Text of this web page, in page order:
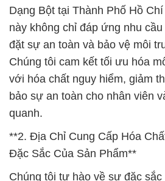
Dạng Bột tại Thành Phố Hồ
này không chỉ đáp ứng nhu
đặt sự an toàn và bảo vệ môi
Chúng tôi cam kết tối ưu hóa
với hóa chất nguy hiểm, giảm
bảo sự an toàn cho nhân viên
quanh.
**2. Địa Chỉ Cung Cấp Hóa
Đặc Sắc Của Sản Phẩm**
Chúng tôi tự hào về sự đặc